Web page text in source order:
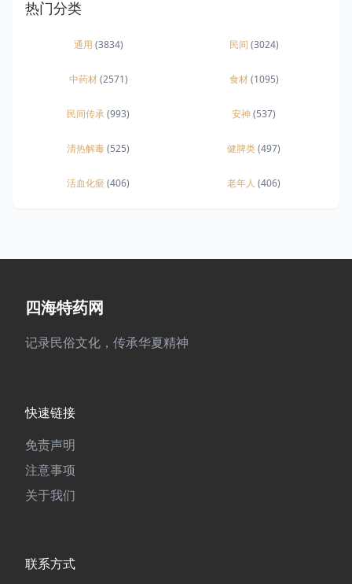
热门分类
通用 (3834) 民间 (3024)
中药材(2571) 食材(1095)
民间传承(993) 安神(537)
清热解毒(525) 健脾类(497)
活血化瘀(406) 老年人 (406)
四海特药网
记录民俗文化，传承华夏精神
快速链接
免责声明
注意事项
关于我们
联系方式